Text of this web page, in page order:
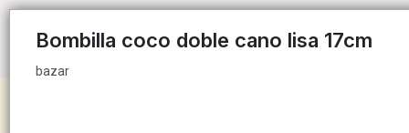
bazar
Bombilla coco doble cano lisa 17cm
bazar